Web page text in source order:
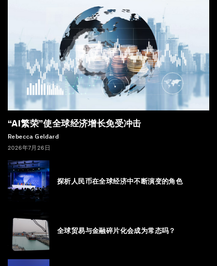
“AI繁荣”使全球经济增长免受冲击
Rebecca Geldard
2026年7月26日
探析人民币在全球经济中不断演变的角色
全球贸易与金融碎片化会成为常态吗？